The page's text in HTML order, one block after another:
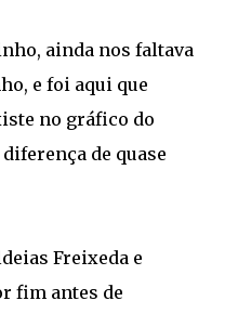
ainda nos faltava
e foi aqui que
no gráfico do
de quase
Freixeda e
fim antes de